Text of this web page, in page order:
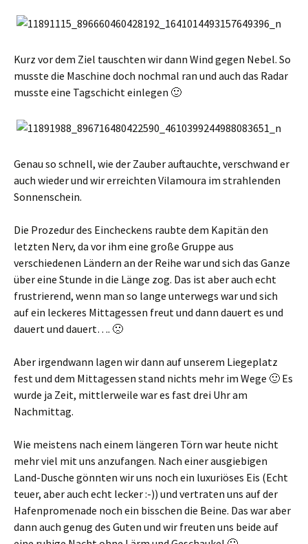
Kurz vor dem Ziel tauschten wir dann Wind gegen Nebel. So
musste die Maschine doch nochmal ran und auch das Radar
musste eine Tagschicht einlegen 🙂
Genau so schnell, wie der Zauber auftauchte, verschwand er
auch wieder und wir erreichten Vilamoura im strahlenden
Sonnenschein.
Die Prozedur des Eincheckens raubte dem Kapitän den
letzten Nerv, da vor ihm eine große Gruppe aus
verschiedenen Ländern an der Reihe war und sich das Ganze
über eine Stunde in die Länge zog. Das ist aber auch echt
frustrierend, wenn man so lange unterwegs war und sich
auf ein leckeres Mittagessen freut und dann dauert es und
dauert und dauert…. 🙁
Aber irgendwann lagen wir dann auf unserem Liegeplatz
fest und dem Mittagessen stand nichts mehr im Wege 🙂 Es
wurde ja Zeit, mittlerweile war es fast drei Uhr am
Nachmittag.
Wie meistens nach einem längeren Törn war heute nicht
mehr viel mit uns anzufangen. Nach einer ausgiebigen
Land-Dusche gönnten wir uns noch ein luxuriöses Eis (Echt
teuer, aber auch echt lecker :-)) und vertraten uns auf der
Hafenpromenade noch ein bisschen die Beine. Das war aber
dann auch genug des Guten und wir freuten uns beide auf